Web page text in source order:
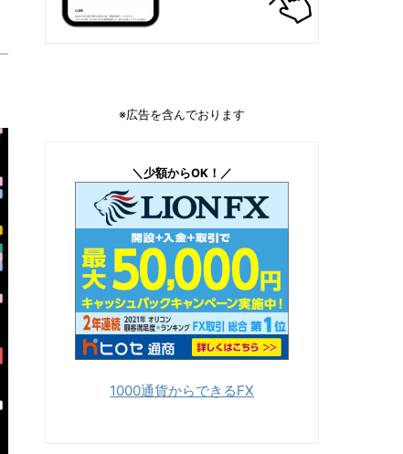
※広告を含んでおります
＼少額からOK！／
1000通貨からできるFX